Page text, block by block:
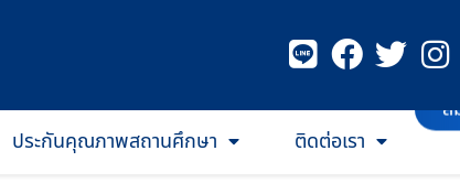
ประกันคุณภาพสถานศึกษา ติดต่อเรา